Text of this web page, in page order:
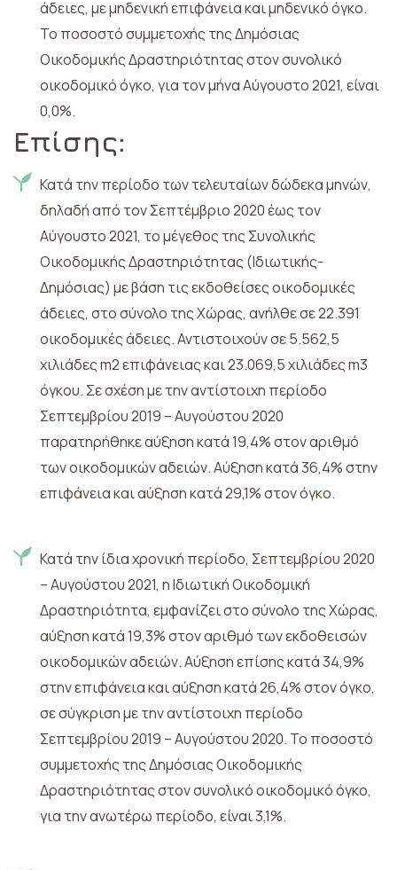
άδειες, με μηδενική επιφάνεια και μηδενικό όγκο.
Το ποσοστό συμμετοχής της Δημόσιας
Οικοδομικής Δραστηριότητας στον συνολικό
οικοδομικό όγκο, για τον μήνα Αύγουστο 2021, είναι
0,0%.
Επίσης:
Κατά την περίοδο των τελευταίων δώδεκα μηνών,
δηλαδή από τον Σεπτέμβριο 2020 έως τον
Αύγουστο 2021, το μέγεθος της Συνολικής
Οικοδομικής Δραστηριότητας (Ιδιωτικής-
Δημόσιας) με βάση τις εκδοθείσες οικοδομικές
άδειες, στο σύνολο της Χώρας, ανήλθε σε 22.391
οικοδομικές άδειες. Αντιστοιχούν σε 5.562,5
χιλιάδες m2 επιφάνειας και 23.069,5 χιλιάδες m3
όγκου. Σε σχέση με την αντίστοιχη περίοδο
Σεπτεμβρίου 2019 – Αυγούστου 2020
παρατηρήθηκε αύξηση κατά 19,4% στον αριθμό
των οικοδομικών αδειών. Αύξηση κατά 36,4% στην
επιφάνεια και αύξηση κατά 29,1% στον όγκο.
Κατά την ίδια χρονική περίοδο, Σεπτεμβρίου 2020
– Αυγούστου 2021, η Ιδιωτική Οικοδομική
Δραστηριότητα, εμφανίζει στο σύνολο της Χώρας,
αύξηση κατά 19,3% στον αριθμό των εκδοθεισών
οικοδομικών αδειών. Αύξηση επίσης κατά 34,9%
στην επιφάνεια και αύξηση κατά 26,4% στον όγκο,
σε σύγκριση με την αντίστοιχη περίοδο
Σεπτεμβρίου 2019 – Αυγούστου 2020. Το ποσοστό
συμμετοχής της Δημόσιας Οικοδομικής
Δραστηριότητας στον συνολικό οικοδομικό όγκο,
για την ανωτέρω περίοδο, είναι 3,1%.